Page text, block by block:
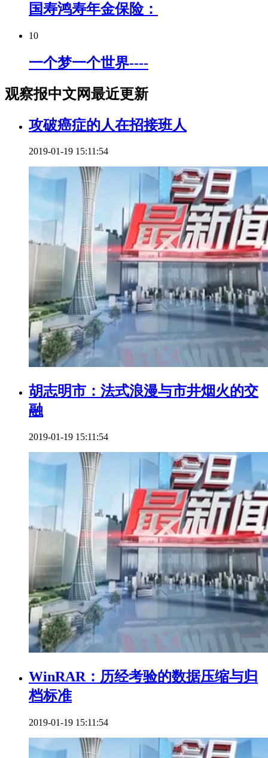
国寿鸿寿年金保险：
10
一个梦一个世界----
观察报中文网最近更新
攻破癌症的人在招接班人
2019-01-19 15:11:54
胡志明市：法式浪漫与市井烟火的交
融
2019-01-19 15:11:54
WinRAR：历经考验的数据压缩与归
档标准
2019-01-19 15:11:54